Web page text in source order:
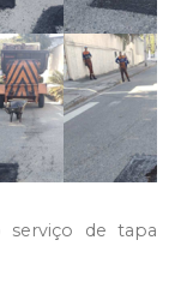
serviço de tapa